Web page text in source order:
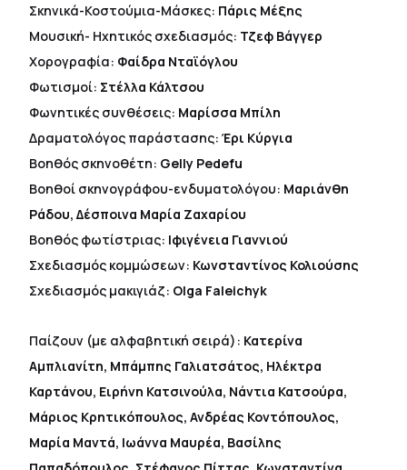
Σκηνικά-Κοστούμια-Μάσκες: Πάρις Μέξης
Μουσική- Ηχητικός σχεδιασμός: Τζεφ Βάγγερ
Χορογραφία: Φαίδρα Νταϊόγλου
Φωτισμοί: Στέλλα Κάλτσου
Φωνητικές συνθέσεις: Μαρίσσα Μπίλη
Δραματολόγος παράστασης: Έρι Κύργια
Βοηθός σκηνοθέτη: Gelly Pedefu
Βοηθοί σκηνογράφου-ενδυματολόγου: Μαριάνθη
Ράδου, Δέσποινα Μαρία Ζαχαρίου
Βοηθός φωτίστριας: Ιφιγένεια Γιαννιού
Σχεδιασμός κομμώσεων: Κωνσταντίνος Κολιούσης
Σχεδιασμός μακιγιάζ: Olga Faleichyk
Παίζουν (με αλφαβητική σειρά): Κατερίνα
Αμπλιανίτη, Μπάμπης Γαλιατσάτος, Ηλέκτρα
Καρτάνου, Ειρήνη Κατσινούλα, Νάντια Κατσούρα,
Μάριος Κρητικόπουλος, Ανδρέας Κοντόπουλος,
Μαρία Μαντά, Ιωάννα Μαυρέα, Βασίλης